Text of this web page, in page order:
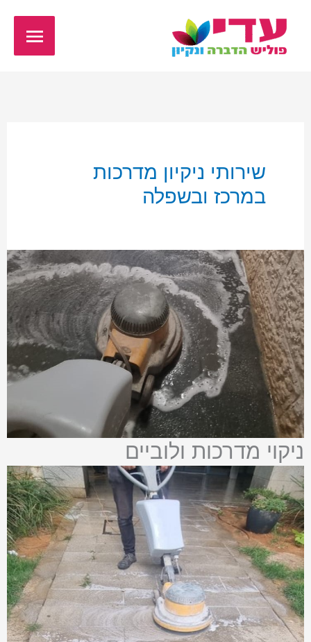
לתוכן
שירותי ניקיון מדרכות
במרכז ובשפלה
ניקוי מדרכות ולוביים